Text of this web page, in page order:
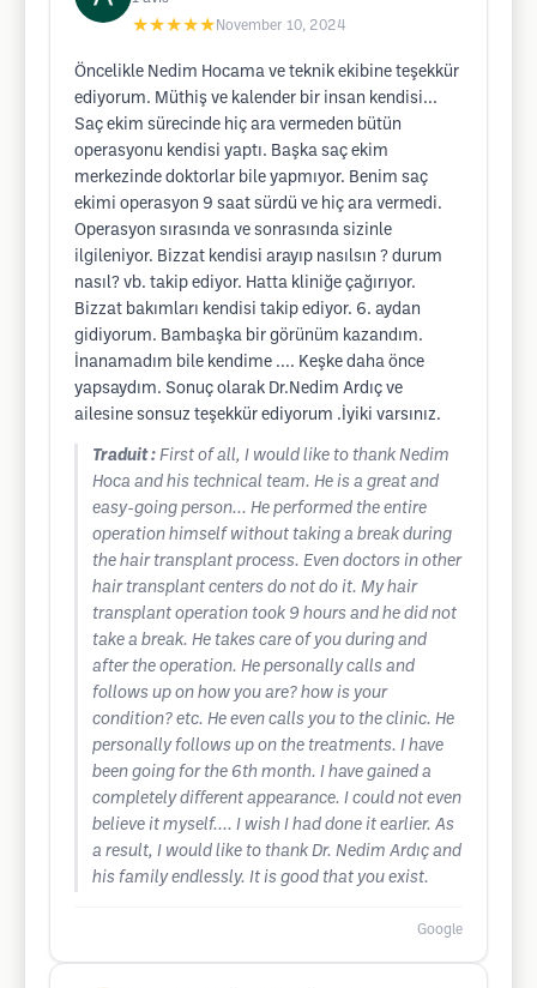
★★★★★ November 10, 2024
Öncelikle Nedim Hocama ve teknik ekibine teşekkür
ediyorum. Müthiş ve kalender bir insan kendisi...
Saç ekim sürecinde hiç ara vermeden bütün
operasyonu kendisi yaptı. Başka saç ekim
merkezinde doktorlar bile yapmıyor. Benim saç
ekimi operasyon 9 saat sürdü ve hiç ara vermedi.
Operasyon sırasında ve sonrasında sizinle
ilgileniyor. Bizzat kendisi arayıp nasılsın ? durum
nasıl? vb. takip ediyor. Hatta kliniğe çağırıyor.
Bizzat bakımları kendisi takip ediyor. 6. aydan
gidiyorum. Bambaşka bir görünüm kazandım.
İnanamadım bile kendime .... Keşke daha önce
yapsaydım. Sonuç olarak Dr.Nedim Ardıç ve
ailesine sonsuz teşekkür ediyorum .İyiki varsınız.
Traduit : First of all, I would like to thank Nedim
Hoca and his technical team. He is a great and
easy-going person... He performed the entire
operation himself without taking a break during
the hair transplant process. Even doctors in other
hair transplant centers do not do it. My hair
transplant operation took 9 hours and he did not
take a break. He takes care of you during and
after the operation. He personally calls and
follows up on how you are? how is your
condition? etc. He even calls you to the clinic. He
personally follows up on the treatments. I have
been going for the 6th month. I have gained a
completely different appearance. I could not even
believe it myself.... I wish I had done it earlier. As
a result, I would like to thank Dr. Nedim Ardıç and
his family endlessly. It is good that you exist.
Google